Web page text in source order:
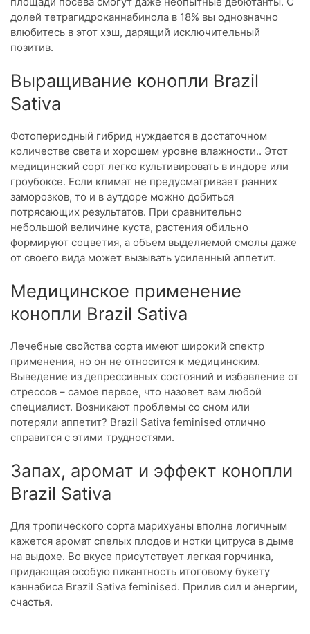
долей тетрагидроканнабинола в 18% вы однозначно
влюбитесь в этот хэш, дарящий исключительный
позитив.
Выращивание конопли Brazil
Sativa
Фотопериодный гибрид нуждается в достаточном
количестве света и хорошем уровне влажности.. Этот
медицинский сорт легко культивировать в индоре или
гроубоксе. Если климат не предусматривает ранних
заморозков, то и в аутдоре можно добиться
потрясающих результатов. При сравнительно
небольшой величине куста, растения обильно
формируют соцветия, а объем выделяемой смолы даже
от своего вида может вызывать усиленный аппетит.
Медицинское применение
конопли Brazil Sativa
Лечебные свойства сорта имеют широкий спектр
применения, но он не относится к медицинским.
Выведение из депрессивных состояний и избавление от
стрессов – самое первое, что назовет вам любой
специалист. Возникают проблемы со сном или
потеряли аппетит? Brazil Sativa feminised отлично
справится с этими трудностями.
Запах, аромат и эффект конопли
Brazil Sativa
Для тропического сорта марихуаны вполне логичным
кажется аромат спелых плодов и нотки цитруса в дыме
на выдохе. Во вкусе присутствует легкая горчинка,
придающая особую пикантность итоговому букету
каннабиса Brazil Sativa feminised. Прилив сил и энергии,
счастья.